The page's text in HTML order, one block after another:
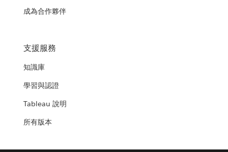
成為合作夥伴
支援服務
知識庫
學習與認證
Tableau 說明
所有版本